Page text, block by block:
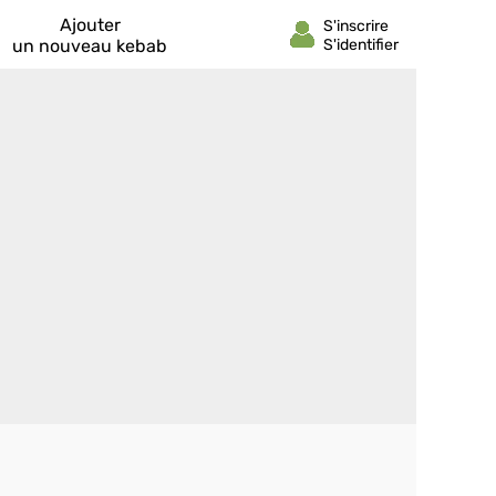
Ajouter
un nouveau kebab